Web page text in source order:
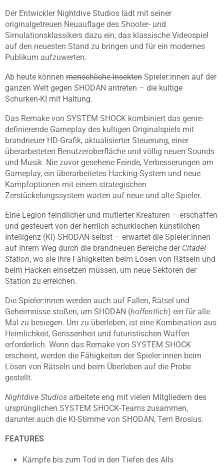
Der Entwickler Nightdive Studios lädt mit seiner
originalgetreuen Neuauflage des Shooter- und
Simulationsklassikers dazu ein, das klassische Videospiel
auf den neuesten Stand zu bringen und für ein modernes
Publikum aufzuwerten.
Ab heute können menschliche Insekten Spieler:innen auf der
ganzen Welt gegen SHODAN antreten – die kultige
Schurken-KI mit Haltung.
Das Remake von SYSTEM SHOCK kombiniert das genre-
definierende Gameplay des kultigen Originalspiels mit
brandneuer HD-Grafik, aktualisierter Steuerung, einer
überarbeiteten Benutzeroberfläche und völlig neuen Sounds
und Musik. Nie zuvor gesehene Feinde, Verbesserungen am
Gameplay, ein überarbeitetes Hacking-System und neue
Kampfoptionen mit einem strategischen
Zerstückelungssystem warten auf neue und alte Spieler.
Eine Legion feindlicher und mutierter Kreaturen – erschaffen
und gesteuert von der herrlich schurkischen künstlichen
Intelligenz (KI) SHODAN selbst – erwartet die Spieler:innen
auf ihrem Weg durch die brandneuen Bereiche der Citadel
Station, wo sie ihre Fähigkeiten beim Lösen von Rätseln und
beim Hacken einsetzen müssen, um neue Sektoren der
Station zu erreichen.
Die Spieler:innen werden auch auf Fallen, Rätsel und
Geheimnisse stoßen, um SHODAN (hoffentlich) ein für alle
Mal zu besiegen. Um zu überleben, ist eine Kombination aus
Heimlichkeit, Gerissenheit und futuristischen Waffen
erforderlich. Wenn das Remake von SYSTEM SHOCK
erscheint, werden die Fähigkeiten der Spieler:innen beim
Lösen von Rätseln und beim Überleben auf die Probe
gestellt.
Nightdive Studios arbeitete eng mit vielen Mitgliedern des
ursprünglichen SYSTEM SHOCK-Teams zusammen,
darunter auch die KI-Stimme von SHODAN, Terri Brosius.
FEATURES
Kämpfe bis zum Tod in den Tiefen des Alls